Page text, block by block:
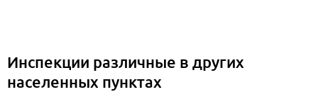
Инспекции различные в других
населенных пунктах